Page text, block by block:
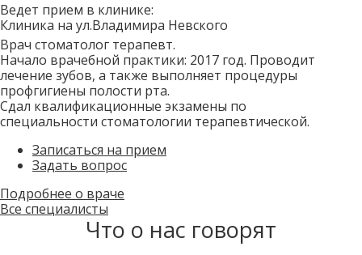
Ведет прием в клинике:
Клиника на ул.Владимира Невского
Врач стоматолог терапевт.
Начало врачебной практики: 2017 год. Проводит
лечение зубов, а также выполняет процедуры
профгигиены полости рта.
Сдал квалификационные экзамены по
специальности стоматологии терапевтической.
Записаться на прием
Задать вопрос
Подробнее о враче
Все специалисты
Что о нас говорят